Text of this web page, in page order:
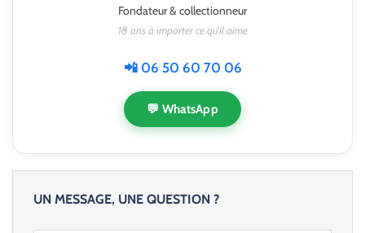
Fondateur & collectionneur
18 ans à importer ce qu'il aime
📲 06 50 60 70 06
💬 WhatsApp
UN MESSAGE, UNE QUESTION ?